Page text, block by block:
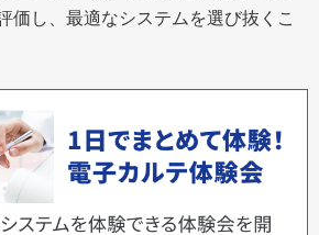
価し、最適なシステムを選び抜くこ